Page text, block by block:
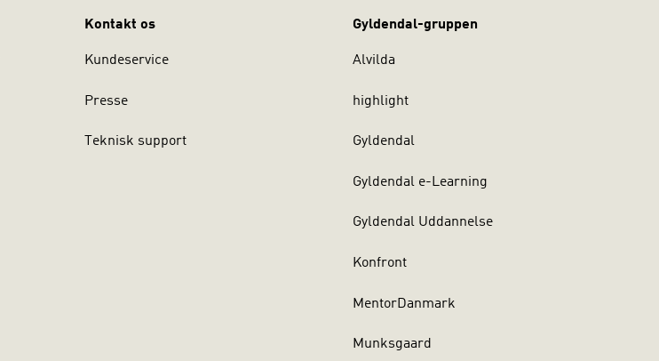
Kontakt os
Kundeservice
Presse
Teknisk support
Gyldendal-gruppen
Alvilda
highlight
Gyldendal
Gyldendal e-Learning
Gyldendal Uddannelse
Konfront
MentorDanmark
Munksgaard